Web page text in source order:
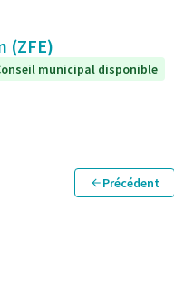
(ZFE)
municipal disponible
Précédent